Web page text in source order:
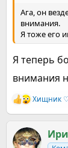
Ага, он
внимания.
Я тоже его
Я теперь
внимания
Р
е
к
ц
Хищник